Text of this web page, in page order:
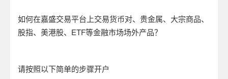
如何在嘉盛交易平台上交易货币对、贵金属、大宗商品、
股指、美港股、 ETF等金融市场场外产品？
请按照以下简单的步骤开户